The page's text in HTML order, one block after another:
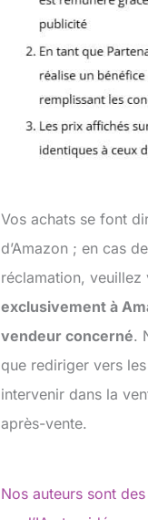
Vos achats se font
d’Amazon ; en cas
réclamation,
exclusivement à
vendeur concerné.
que rediriger vers
intervenir dans la
après-vente.
Nos auteurs sont